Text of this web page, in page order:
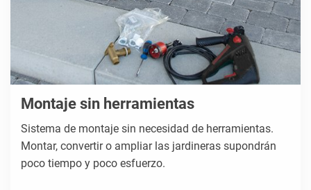
Montaje sin herramientas
Sistema de montaje sin necesidad de herramientas.
Montar, convertir o ampliar las jardineras supondrán
poco tiempo y poco esfuerzo.